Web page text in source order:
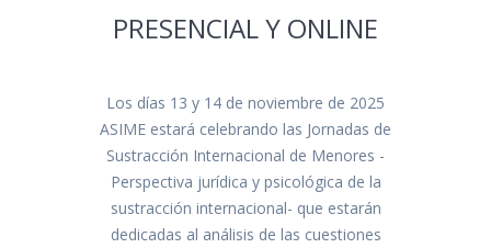
PRESENCIAL Y ONLINE
Los días 13 y 14 de noviembre de 2025
ASIME estará celebrando las Jornadas de
Sustracción Internacional de Menores -
Perspectiva jurídica y psicológica de la
sustracción internacional- que estarán
dedicadas al análisis de las cuestiones